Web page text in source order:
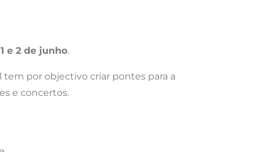
1 e 2 de junho.
por objectivo criar pontes para a
e concertos.